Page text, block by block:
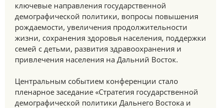
ключевые направления государственной
демографической политики, вопросы повышения
рождаемости, увеличения продолжительности
жизни, сохранения здоровья населения, поддержки
семей с детьми, развития здравоохранения и
привлечения населения на Дальний Восток.
Центральным событием конференции стало
пленарное заседание «Стратегия государственной
демографической политики Дальнего Востока и